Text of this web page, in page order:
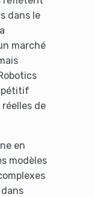
dans le
marché
réelles de
en
modèles